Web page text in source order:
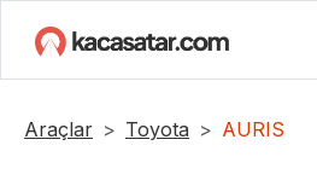
Araçlar Toyota AURIS